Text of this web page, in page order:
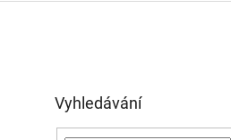
Vyhledávání